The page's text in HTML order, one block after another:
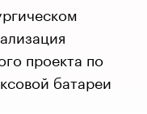
проекта по
батареи